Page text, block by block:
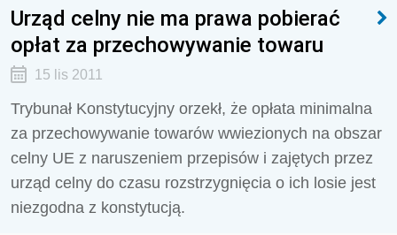
Urząd celny nie ma prawa pobierać
opłat za przechowywanie towaru
15 lis 2011
Trybunał Konstytucyjny orzekł, że opłata minimalna
za przechowywanie towarów wwiezionych na obszar
celny UE z naruszeniem przepisów i zajętych przez
urząd celny do czasu rozstrzygnięcia o ich losie jest
niezgodna z konstytucją.